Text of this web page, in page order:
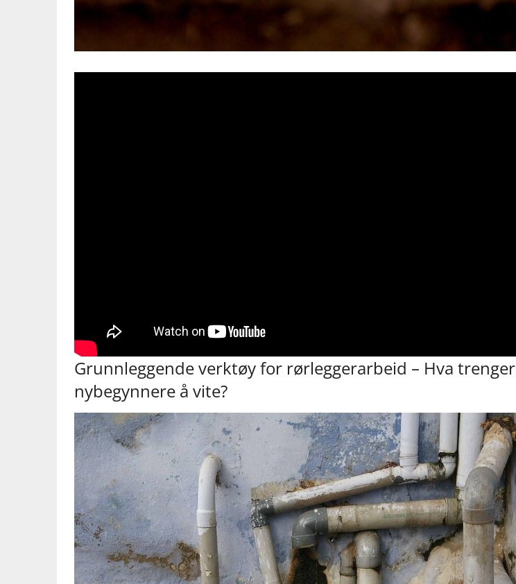
Grunnleggende ⁣verktøy for‍ rørleggerarbeid‌ – Hva trenger
nybegynnere å vite?